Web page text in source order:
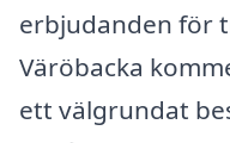
erbjudanden för
Väröbacka
ett välgrundat